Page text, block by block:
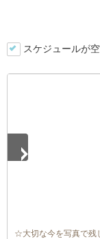
スケジュールが
☆大切な今を写真で残